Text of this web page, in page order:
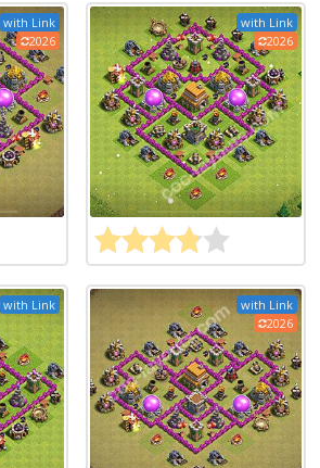
with Link
2026
with Link
2026
with Link
with Link
2026